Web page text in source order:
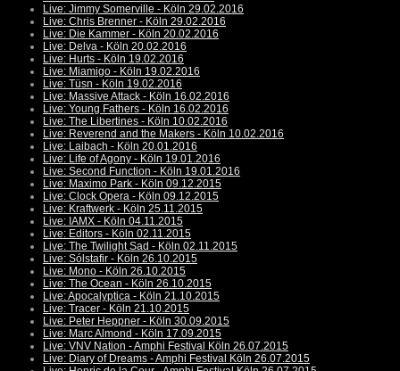
Live: Jimmy Somerville - Köln 29.02.2016
Live: Chris Brenner - Köln 29.02.2016
Live: Die Kammer - Köln 20.02.2016
Live: Delva - Köln 20.02.2016
Live: Hurts - Köln 19.02.2016
Live: Miamigo - Köln 19.02.2016
Live: Tüsn - Köln 19.02.2016
Live: Massive Attack - Köln 16.02.2016
Live: Young Fathers - Köln 16.02.2016
Live: The Libertines - Köln 10.02.2016
Live: Reverend and the Makers - Köln 10.02.2016
Live: Laibach - Köln 20.01.2016
Live: Life of Agony - Köln 19.01.2016
Live: Second Function - Köln 19.01.2016
Live: Maximo Park - Köln 09.12.2015
Live: Clock Opera - Köln 09.12.2015
Live: Kraftwerk - Köln 25.11.2015
Live: IAMX - Köln 04.11.2015
Live: Editors - Köln 02.11.2015
Live: The Twilight Sad - Köln 02.11.2015
Live: Sólstafir - Köln 26.10.2015
Live: Mono - Köln 26.10.2015
Live: The Ocean - Köln 26.10.2015
Live: Apocalyptica - Köln 21.10.2015
Live: Tracer - Köln 21.10.2015
Live: Peter Heppner - Köln 30.09.2015
Live: Marc Almond - Köln 17.09.2015
Live: VNV Nation - Amphi Festival Köln 26.07.2015
Live: Diary of Dreams - Amphi Festival Köln 26.07.2015